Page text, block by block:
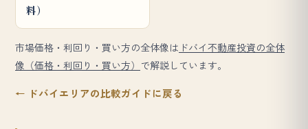
料）
市場価格・利回り・買い方の全体像は ドバイ不動産投資の全体
像（価格・利回り・買い方） で解説しています。
← ドバイエリアの比較ガイドに戻る